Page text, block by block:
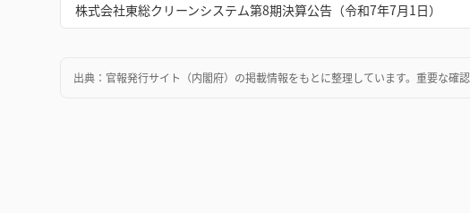
株式会社東総クリーンシステム第8期決算公告（令和7年7月1日）
出典： 官報発行サイト（内閣府） の掲載情報をもとに整理しています。重要な確